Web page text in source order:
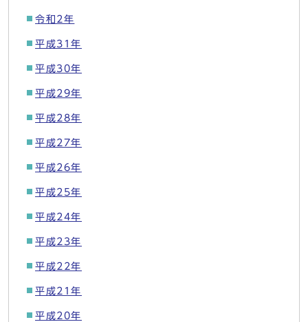
令和2年
平成31年
平成30年
平成29年
平成28年
平成27年
平成26年
平成25年
平成24年
平成23年
平成22年
平成21年
平成20年